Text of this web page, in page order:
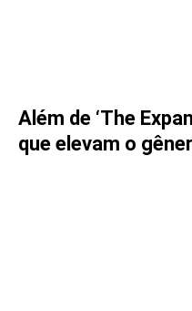
Além de ‘The
que elevam o